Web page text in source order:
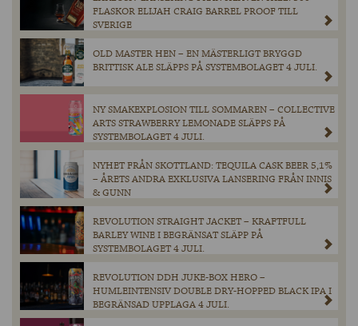
FLASKOR ELIJAH CRAIG BARREL PROOF TILL
SVERIGE
OLD MASTER HEN – EN MÄSTERLIGT BRYGGD
BRITTISK ALE SLÄPPS PÅ SYSTEMBOLAGET 4 JULI.
NY SMAKEXPLOSION TILL SOMMAREN – COLLECTIVE
ARTS STRAWBERRY LEMONADE SLÄPPS PÅ
SYSTEMBOLAGET 4 JULI.
NYHET FRÅN SKOTTLAND: TEQUILA CASK BEER 5,1%
– ÅRETS ANDRA EXKLUSIVA LANSERING FRÅN INNIS
& GUNN
REVOLUTION STRAIGHT JACKET – KRAFTFULL
BARLEY WINE I BEGRÄNSAT SLÄPP PÅ
SYSTEMBOLAGET 4 JULI.
REVOLUTION DDH JUKE-BOX HERO –
HUMLEINTENSIV DOUBLE DRY-HOPPED BLACK IPA I
BEGRÄNSAD UPPLAGA 4 JULI.